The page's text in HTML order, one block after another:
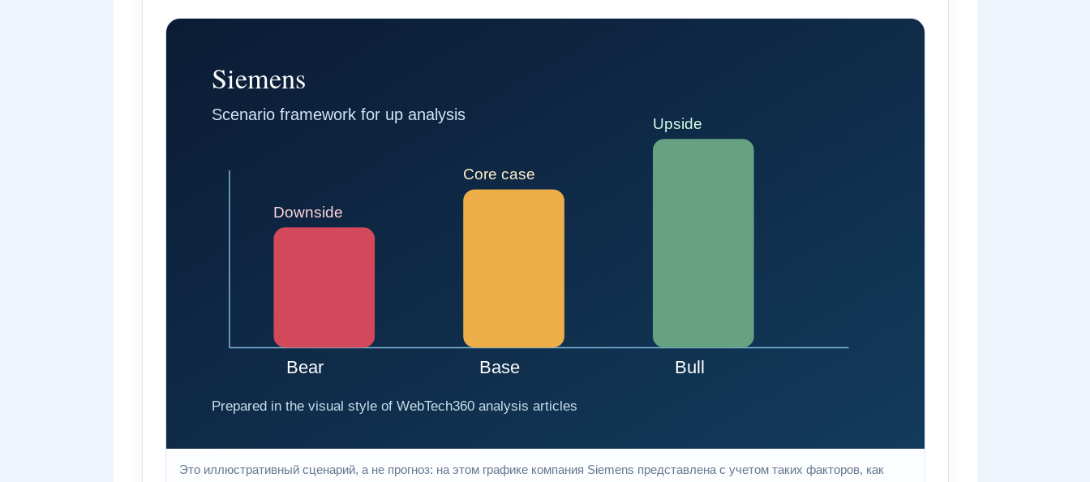
Это иллюстративный сценарий, а не прогноз: на этом графике компания Siemens представлена ​​с учетом таких факторов, как